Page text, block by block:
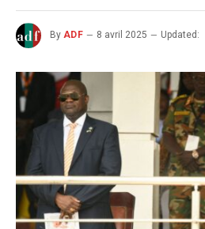
By ADF 8 avril 2025 Updated: